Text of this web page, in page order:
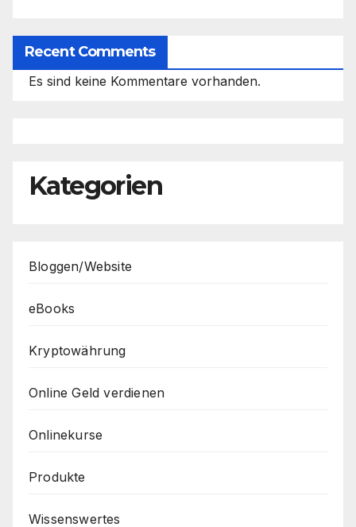
Recent Comments
Es sind keine Kommentare vorhanden.
Kategorien
Bloggen/Website
eBooks
Kryptowährung
Online Geld verdienen
Onlinekurse
Produkte
Wissenswertes